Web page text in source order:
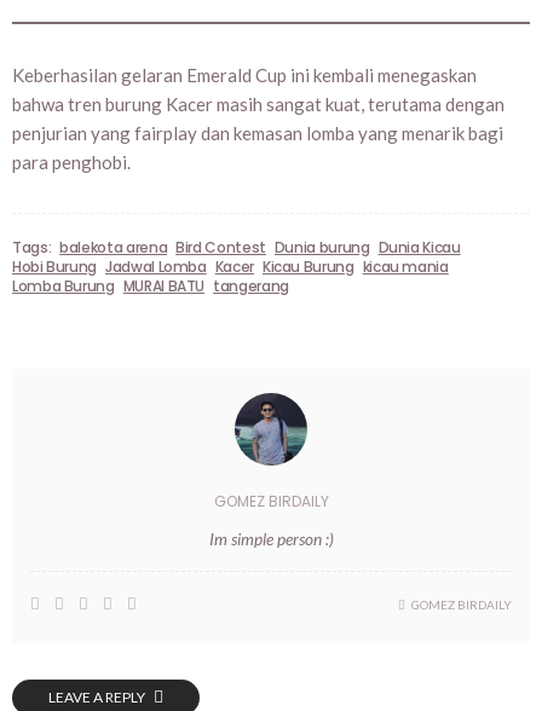
Keberhasilan gelaran Emerald Cup ini kembali menegaskan
bahwa tren burung Kacer masih sangat kuat, terutama dengan
penjurian yang fairplay dan kemasan lomba yang menarik bagi
para penghobi.
Tags: balekota arena Bird Contest Dunia burung Dunia Kicau
Hobi Burung Jadwal Lomba Kacer Kicau Burung kicau mania
Lomba Burung MURAI BATU tangerang
GOMEZ BIRDAILY
Im simple person :)
GOMEZ BIRDAILY
LEAVE A REPLY